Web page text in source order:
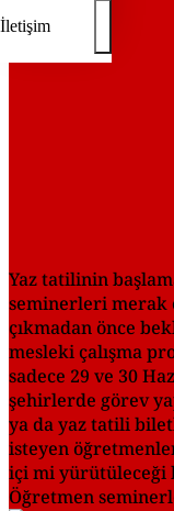
İletişim
Yaz tatilinin
seminerleri merak
çıkmadan önce
mesleki çalışma
sadece 29 ve 30
şehirlerde görev
ya da yaz tatili
isteyen
içi mi yürütüleceği
Öğretmen